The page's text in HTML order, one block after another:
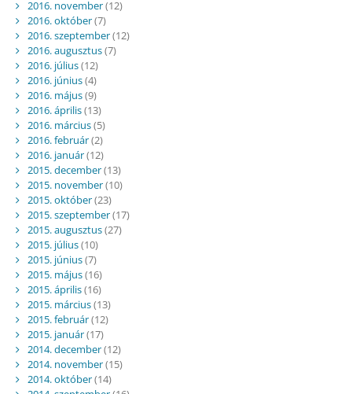
2016. november(12)
2016. október(7)
2016. szeptember(12)
2016. augusztus(7)
2016. július(12)
2016. június(4)
2016. május(9)
2016. április(13)
2016. március(5)
2016. február(2)
2016. január(12)
2015. december(13)
2015. november(10)
2015. október(23)
2015. szeptember(17)
2015. augusztus(27)
2015. július(10)
2015. június(7)
2015. május(16)
2015. április(16)
2015. március(13)
2015. február(12)
2015. január(17)
2014. december(12)
2014. november(15)
2014. október(14)